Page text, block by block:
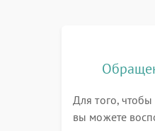
Для того,
вы можете